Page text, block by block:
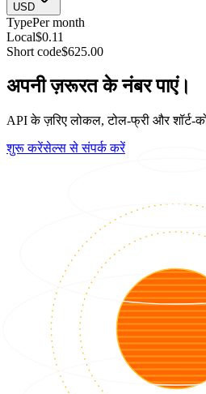
USD
TypePer month
Local$0.11
Short code$625.00
अपनी ज़रूरत के नंबर पाएं।
API के ज़रिए लोकल, टोल-फ्री और शॉर्ट-
शुरू करेंसेल्स से संपर्क करें